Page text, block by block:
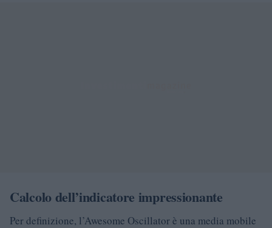
Calcolo dell’indicatore impressionante
Per definizione, l’Awesome Oscillator è una media mobile